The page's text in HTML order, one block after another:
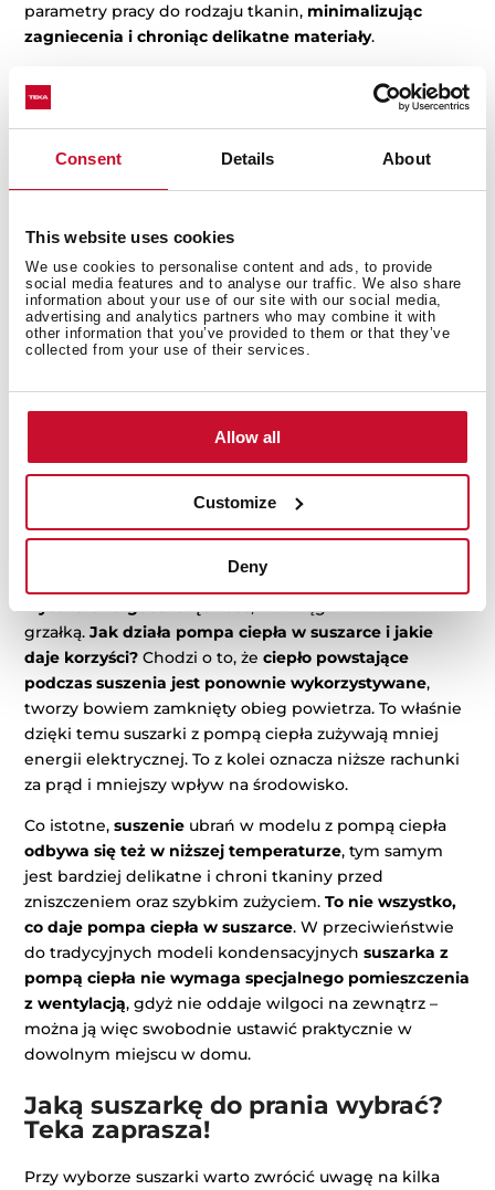
Consent Details About
This website uses cookies
We use cookies to personalise content and ads, to provide
social media features and to analyse our traffic. We also share
information about your use of our site with our social media,
advertising and analytics partners who may combine it with
other information that you’ve provided to them or that they’ve
collected from your use of their services.
Allow all
Customize
Deny
parametry pracy do rodzaju tkanin, minimalizując
zagniecenia i chroniąc delikatne materiały.
suszarkach do ubrań
tkaniny stają się miękkie,
puszyste i wolne od alergenów– skuteczne filtry
wyłapują pyłki, kurz oraz sierść zwierząt.
Suszarka do
co z kwestią energooszczędności?
Teka, należące do najwyższej klasy energetycznej,
zużywają nawet o 60% mniej energii niż tradycyjne
urządzenia. W ten sposób możesz nie tylko cieszyć się
komfortem perfekcyjnie wysuszonego prania, ale także
Suszarka z pompą ciepła czy bez?
Które rozwiązanie wybrać?
Na rynku dostępne są dwa podstawowe rodzaje
suszarek – modele z pompą ciepła oraz z grzałką.
Suszarkę do prania z pompą ciepła cechuje
grzałką.Jak działa pompa ciepła w suszarce i jakie
daje korzyści? Chodzi o to, żeciepło powstające
podczas suszenia jest ponownie wykorzystywane,
tworzy bowiem zamknięty obieg powietrza. To właśnie
dzięki temu suszarki z pompą ciepła zużywają mniej
energii elektrycznej. To z kolei oznacza niższe rachunki
za prąd i mniejszy wpływ na środowisko.
Co istotne,suszenie ubrań w modelu z pompą ciepła
odbywa się też w niższej temperaturze, tym samym
jest bardziej delikatne i chroni tkaniny przed
zniszczeniem oraz szybkim zużyciem.To nie wszystko,
co daje pompa ciepła w suszarce. W przeciwieństwie
do tradycyjnych modeli kondensacyjnychsuszarka z
pompą ciepła nie wymaga specjalnego pomieszczenia
z wentylacją, gdyż nie oddaje wilgoci na zewnątrz –
można ją więc swobodnie ustawić praktycznie w
dowolnym miejscu w domu.
Jaką suszarkę do prania wybrać?
Teka zaprasza!
Przy wyborze suszarki warto zwrócić uwagę na kilka